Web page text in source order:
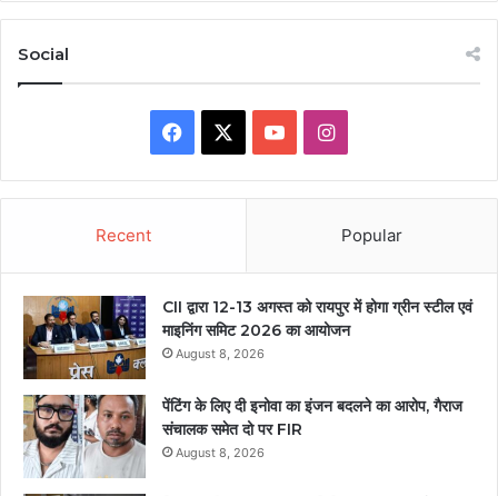
Social
Facebook YouTubeInstagram
Recent Popular
CII द्वारा 12-13 अगस्त को रायपुर में होगा ग्रीन स्टील एवं
माइनिंग समिट 2026 का आयोजन
August 8, 2026
पेंटिंग के लिए दी इनोवा का इंजन बदलने का आरोप, गैराज
संचालक समेत दो पर FIR
August 8, 2026